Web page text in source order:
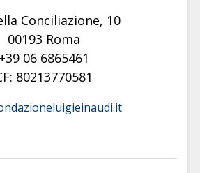
Conciliazione, 10
00193 Roma
+39 06 6865461
80213770581